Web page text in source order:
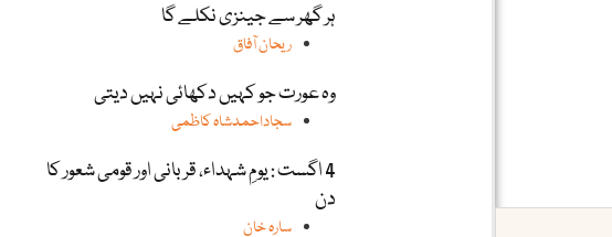
ہر گھر سے جینزی نکلے گا
ریحان آفاق
وہ عورت جو کہیں دکھائی نہیں دیتی
سجاداحمدشاہ کاظمی
4 اگست : یومِ شہداء، قربانی اور قومی شعور کا
دن
سارہ خان